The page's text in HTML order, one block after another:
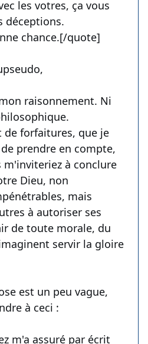
les votres, ça vous
déceptions.
chance.[/quote]
raisonnement. Ni
de forfaitures, que je
prendre en compte,
à conclure
Dieu, non
mais
à autoriser ses
de toute morale, du
servir la gloire
est un peu vague,
à ceci :
m'a assuré par écrit